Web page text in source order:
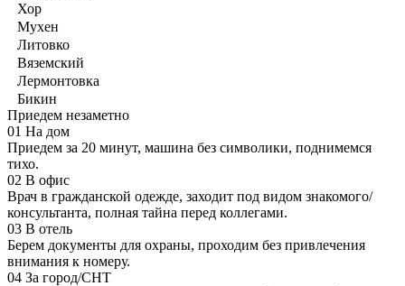
Хор
Мухен
Литовко
Вяземский
Лермонтовка
Бикин
Приедем незаметно
01 На дом
Приедем за 20 минут, машина без символики, поднимемся
тихо.
02 В офис
Врач в гражданской одежде, заходит под видом знакомого/
консультанта, полная тайна перед коллегами.
03 В отель
Берем документы для охраны, проходим без привлечения
внимания к номеру.
04 За город/СНТ